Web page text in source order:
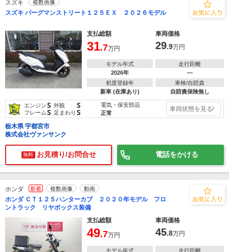
スズキ 複数画像
スズキ バーグマンストリート１２５ＥＸ ２０２６モデル
支払総額 車両価格
31.7万円 29.9万円
モデル年式
2026年
走行距離
―
初度登録年
新車 (在庫あり)
車検/自賠責
自賠責保険無し
エンジンS 外観 S
フレームS 足まわり S
電気・保安部品
正常
車両状態を見る
栃木県 宇都宮市
株式会社ヴァンサンク
無料 お見積り/お問合せ 電話をかける
ホンダ 新着 複数画像 動画
ホンダ ＣＴ１２５ハンターカブ ２０２０年モデル フロ
ントラック リヤボックス装備
支払総額
車両価格
49.7万円 45.8万円
モデル年式 走行距離